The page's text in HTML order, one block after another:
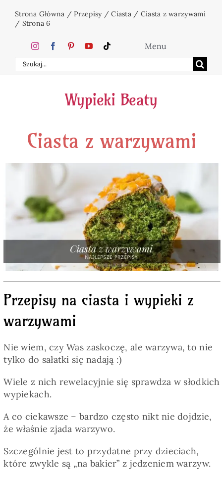
zawartości
Strona Główna /Przepisy/Ciasta/ Ciasta z warzywami
/ Strona 6
Szukaj
Menu
Home
Ciasta
Desery
Napoje
Pieczywo
Przetwory
Posiłki
Wypieki Beaty
Ciasta z warzywami
Przepisy na ciasta i wypieki z
warzywami
Nie wiem, czy Was zaskoczę, ale warzywa, to nie
tylko do sałatki się nadają :)
Wiele z nich rewelacyjnie się sprawdza w słodkich
wypiekach.
A co ciekawsze – bardzo często nikt nie dojdzie,
że właśnie zjada warzywo.
Szczególnie jest to przydatne przy dzieciach,
które zwykle są „na bakier” z jedzeniem warzyw.